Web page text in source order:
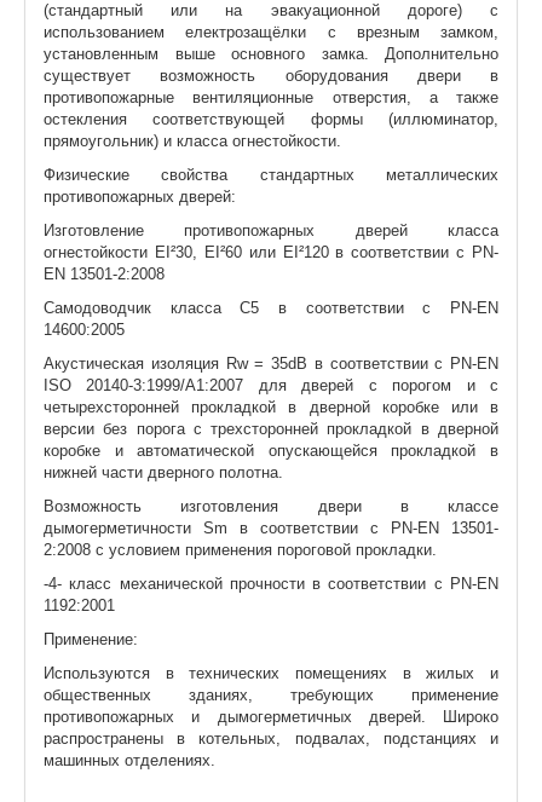
(стандартный или на эвакуационной дороге) с
использованием електрозащёлки с врезным замком,
установленным выше основного замка. Дополнительно
существует возможность оборудования двери в
противопожарные вентиляционные отверстия, а также
остекления соответствующей формы (иллюминатор,
прямоугольник) и класса огнестойкости.
Физические свойства стандартных металлических
противопожарных дверей:
Изготовление противопожарных дверей класса
огнестойкости EI²30, EI²60 или EI²120 в соответствии с PN-
EN 13501-2:2008
Самодоводчик класса C5 в соответствии с PN-EN
14600:2005
Акустическая изоляция Rw = 35dB в соответствии с PN-EN
ISO 20140-3:1999/A1:2007 для дверей с порогом и с
четырехсторонней прокладкой в дверной коробке или в
версии без порога с трехсторонней прокладкой в дверной
коробке и автоматической опускающейся прокладкой в
нижней части дверного полотна.
Возможность изготовления двери в классе
дымогерметичности Sm в соответствии с PN-EN 13501-
2:2008 с условием применения пороговой прокладки.
-4- класс механической прочности в соответствии с PN-EN
1192:2001
Применение:
Используются в технических помещениях в жилых и
общественных зданиях, требующих применение
противопожарных и дымогерметичных дверей. Широко
распространены в котельных, подвалах, подстанциях и
машинных отделениях.